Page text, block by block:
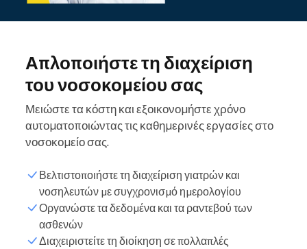
Απλοποιήστε τη διαχείριση
του νοσοκομείου σας
Μειώστε τα κόστη και εξοικονομήστε χρόνο
αυτοματοποιώντας τις καθημερινές εργασίες στο
νοσοκομείο σας.
Βελτιστοποιήστε τη διαχείριση γιατρών και
νοσηλευτών με συγχρονισμό ημερολογίου
Οργανώστε τα δεδομένα και τα ραντεβού των
ασθενών
Διαχειριστείτε τη διοίκηση σε πολλαπλές